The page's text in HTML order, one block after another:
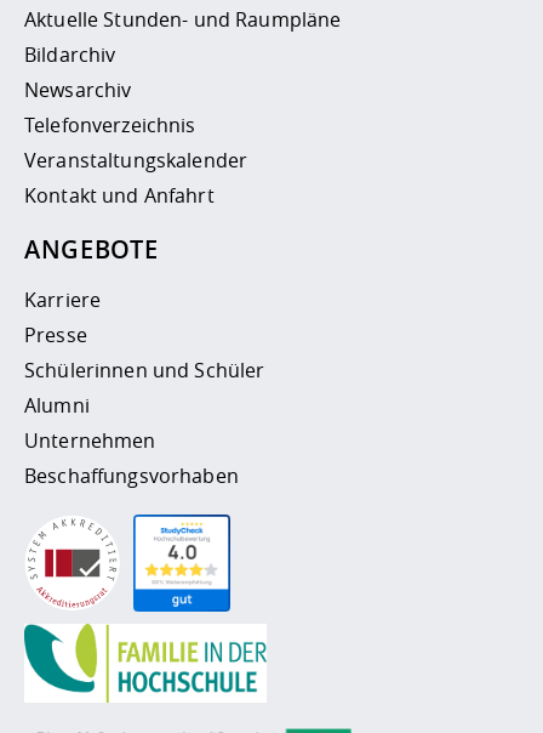
Aktuelle Stunden- und Raumpläne
Bildarchiv
Newsarchiv
Telefonverzeichnis
Veranstaltungskalender
Kontakt und Anfahrt
ANGEBOTE
Karriere
Presse
Schülerinnen und Schüler
Alumni
Unternehmen
Beschaffungsvorhaben